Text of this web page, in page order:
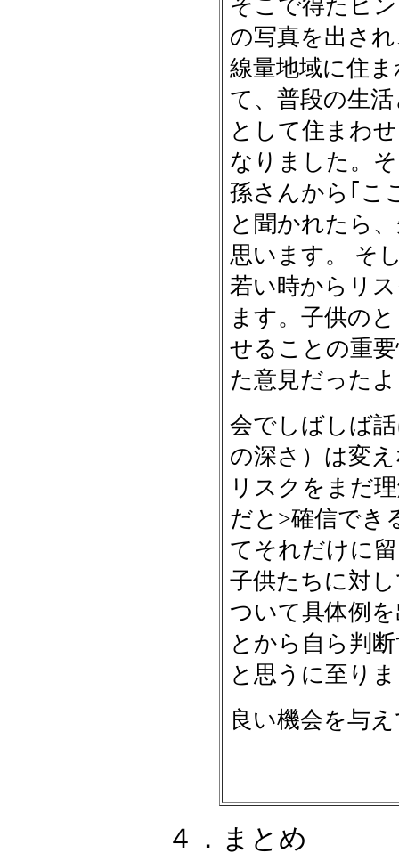
そこで得たヒ
の写真を出さ
線量地域に住
て、普段の生
として住まわ
なりました。
孫さんから｢こ
と聞かれたら
思います。 そ
若い時からリ
ます。子供の
せることの重
た意見だった
会でしばしば
の深さ）は変
リスクをまだ
だと>確信でき
てそれだけに
子供たちに対
ついて具体例
とから自ら判
と思うに至り
良い機会を与
４．まとめ